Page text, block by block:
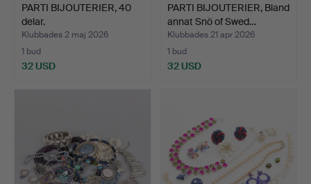
PARTI BIJOUTERIER, 40
delar.
Klubbades 2 maj 2026
1 bud
32 USD
PARTI BIJOUTERIER, Bland
annat Snö of Swed…
Klubbades 21 apr 2026
1 bud
32 USD